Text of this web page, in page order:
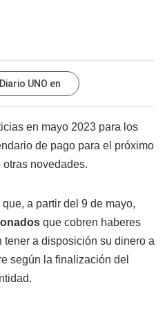
UNO en
en mayo 2023 para los
de pago para el próximo
novedades.
a partir del 9 de mayo,
que cobren haberes
tener a disposición su dinero a
según la finalización del